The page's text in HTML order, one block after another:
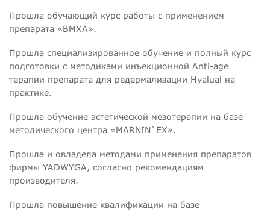
Прошла обучающий курс работы с применением
препарата «BMXA».
Прошла специализированное обучение и полный курс
подготовки с методиками инъекционной Anti-age
терапии препарата для редермализации Hyalual на
практике.
Прошла обучение эстетической мезотерапии на базе
методического центра «MARNIN`EX».
Прошла и овладела методами применения препаратов
фирмы YADWYGA, согласно рекомендациям
производителя.
Прошла повышение квалификации на базе